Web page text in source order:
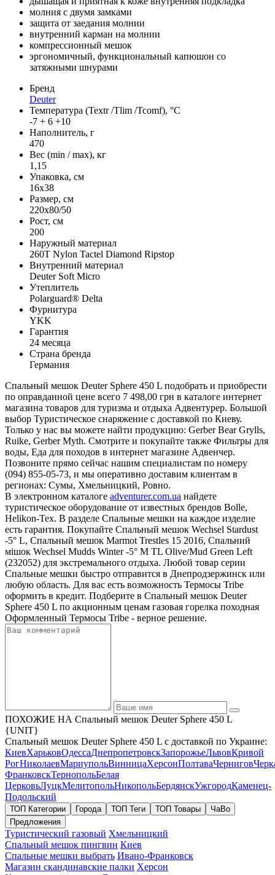
молния с двумя замками
защита от заедания молнии
внутренний карман на молнии
компрессионный мешок
эргономичный, функциональный капюшон со
затяжными шнурами
Бренд
Deuter
Температура (Textr /Tlim /Tcomf), °C
-7 + 6 +10
Наполнитель, г
470
Вес (min / max), кг
1,15
Упаковка, см
16х38
Размер, см
220х80/50
Рост, см
200
Наружный материал
260T Nylon Tactel Diamond Ripstop
Внутренний материал
Deuter Soft Micro
Утеплитель
Polarguard® Delta
Фурнитура
YKK
Гарантия
24 месяца
Страна бренда
Германия
Спальный мешок Deuter Sphere 450 L подобрать и приобрести
по оправданной цене всего 7 498,00 грн в каталоге интернет
магазина товаров для туризма и отдыха Адвентурер. Большой
выбор Туристическое снаряжение с доставкой по Киеву.
Только у нас вы можете найти продукцию: Gerber Bear Grylls,
Ruike, Gerber Myth. Смотрите и покупайте также Фильтры для
воды, Еда для походов в интернет магазине Адвенчер.
Позвоните прямо сейчас нашим специалистам по номеру
(094) 855-05-73, и мы оперативно доставим клиентам в
регионах: Сумы, Хмельницкий, Ровно.
В электронном каталоге adventurer.com.ua найдете
туристическое оборудование от известных брендов Bolle,
Helikon-Tex. В разделе Спальные мешки на каждое изделие
есть гарантия. Покупайте Спальный мешок Wechsel Stardust
-5° L, Спальный мешок Marmot Trestles 15 2016, Спальний
мішок Wechsel Mudds Winter -5° M TL Olive/Mud Green Left
(232052) для экстремального отдыха. Любой товар серии
Спальные мешки быстро отправится в Днепродзержинск или
любую область. Для вас есть возможность Термосы Tribe
оформить в кредит. Подберите в Спальный мешок Deuter
Sphere 450 L по акционным ценам газовая горелка походная
Оформленный Термосы Tribe - верное решение.
ПОХОЖИЕ НА Спальный мешок Deuter Sphere 450 L
{UNIT}
Спальный мешок Deuter Sphere 450 L с доставкой по Украине:
КиевХарьковОдессаДнепропетровскЗапорожьеЛьвовКривой
РогНиколаевМариупольВинницаХерсонПолтаваЧернигов
ФранковскТернопольБелая
ЦерковьЛуцкМелитопольНикопольБердянскУжгородКаменец-
Подольский
ТОП Категории Города ТОП Теги ТОП Товары
ЧаВо
Предложения
Туристический газовый Хмельницкий
Спальный мешок пингвин Киев
Спальные мешки выбрать Ивано-Франковск
Магазин скандинавские палки Херсон